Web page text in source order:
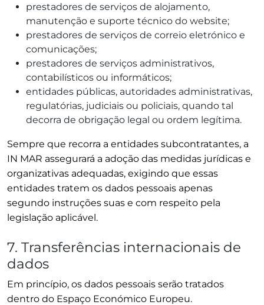
prestadores de serviços de alojamento,
manutenção e suporte técnico do website;
prestadores de serviços de correio eletrónico e
comunicações;
prestadores de serviços administrativos,
contabilísticos ou informáticos;
entidades públicas, autoridades administrativas,
regulatórias, judiciais ou policiais, quando tal
decorra de obrigação legal ou ordem legítima.
Sempre que recorra a entidades subcontratantes, a
IN MAR assegurará a adoção das medidas jurídicas e
organizativas adequadas, exigindo que essas
entidades tratem os dados pessoais apenas
segundo instruções suas e com respeito pela
legislação aplicável.
7. Transferências internacionais de
dados
Em princípio, os dados pessoais serão tratados
dentro do Espaço Económico Europeu.